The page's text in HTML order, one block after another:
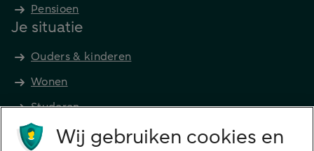
Pensioen
Je situatie
Ouders & kinderen
Wonen
Studeren
Preferred Banking
Wij gebruiken cookies en